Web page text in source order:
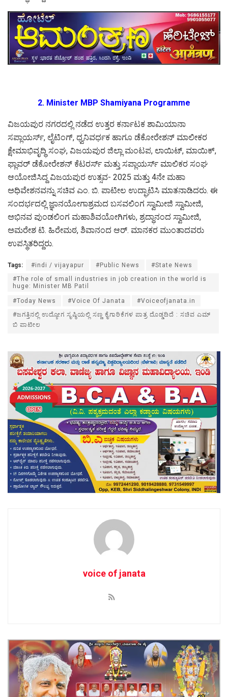
2. Minister MBP Shamiyana Programme
ವಿಜಯಪುರ ನಗರದಲ್ಲಿ ನಡೆದ ಉತ್ತರ ಕರ್ನಾಟಕ ಶಾಮಿಯಾನಾ
ಸಪ್ಲಾಯರ್ಸ್, ಲೈಟಿಂಗ್, ಧ್ವನಿವರ್ಧಕ ಹಾಗೂ ಡೆಕೋರೇಶನ್ ಮಾಲೀಕರ
ಕ್ಷೇಮಾಭಿವೃದ್ಧಿ ಸಂಘ, ವಿಜಯಪುರ ಜಿಲ್ಲಾ ಮಂಟಪ, ಲಾಯಿಟ್, ಮಾಯಿಕ್,
ಫ್ಲಾವರ್ ಡೆಕೋರೇಶನ್ ಕೆಟರರ್ಸ್ ಮತ್ತು ಸಪ್ಲಾಯರ್ಸ್ ಮಾಲಿಕರ ಸಂಘ
ಆಯೋಜಿಸಿದ್ದ ವಿಜಯಪುರ ಉತ್ಸವ- 2025 ಮತ್ತು 4ನೇ ಮಹಾ
ಅಧಿವೇಶನವನ್ನು ಸಚಿವ ಎಂ. ಬಿ. ಪಾಟೀಲ ಉದ್ಘಾಟಿಸಿ ಮಾತನಾಡಿದರು. ಈ
ಸಂದರ್ಭದಲ್ಲಿ ಜ್ಞಾನಯೋಗಾಶ್ರಮದ ಬಸವಲಿಂಗ ಸ್ವಾಮೀಜಿ ಸ್ವಾಮೀಜಿ,
ಅಭಿನವ ಪುಂಡಲಿಂಗ ಮಹಾಶಿವಯೋಗಿಗಳು, ಶ್ರದ್ಧಾನಂದ ಸ್ವಾಮೀಜಿ,
ಅಮರೇಶ ಟಿ. ಹಿರೇಮಠ, ಶಿವಾನಂದ ಆರ್. ಮಾನಕರ ಮುಂತಾದವರು
ಉಪಸ್ಥಿತರಿದ್ದರು.
Tags: #indi / vijayapur #Public News
#State News
#The role of small industries in job creation in the world is
huge: Minister MB Patil
#Today News #Voice Of Janata
#Voiceofjanata.in
#ಜಗತ್ತಿನಲ್ಲಿ ಉದ್ಯೋಗ ಸೃಷ್ಠಿಯಲ್ಲಿ ಸಣ್ಣ ಕೈಗಾರಿಕೆಗಳ ಪಾತ್ರ ದೊಡ್ಡದಿದೆ : ಸಚಿವ ಎಮ್
ಬಿ ಪಾಟೀಲ
voice of janata